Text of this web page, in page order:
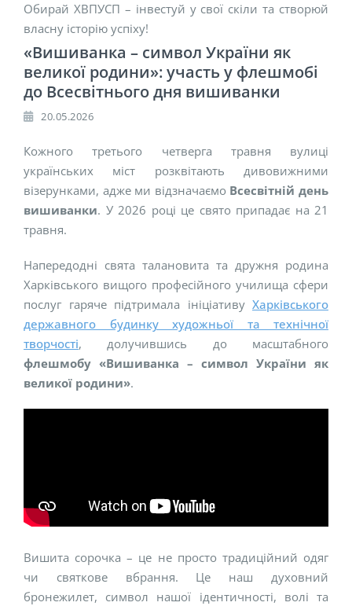
Обирай ХВПУСП – інвестуй у свої скіли та створюй
власну історію успіху!
«Вишиванка – символ України як
великої родини»: участь у флешмобі
до Всесвітнього дня вишиванки
20.05.2026
Кожного третього четверга травня вулиці
українських міст розквітають дивовижними
візерунками, адже ми відзначаємо Всесвітній день
вишиванки. У 2026 році це свято припадає на 21
травня.
Напередодні свята талановита та дружня родина
Харківського вищого професійного училища сфери
послуг гаряче підтримала ініціативу Харківського
державного будинку художньої та технічної
творчості, долучившись до масштабного
флешмобу «Вишиванка – символ України як
великої родини».
Вишита сорочка – це не просто традиційний одяг
чи святкове вбрання. Це наш духовний
бронежилет, символ нашої ідентичності, волі та